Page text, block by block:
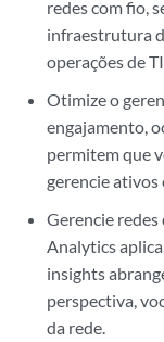
redes com fio,
infraestrutura
operações de
Otimize o
engajamento,
permitem que
gerencie ativos
Gerencie
Analytics
insights
perspectiva,
da rede.